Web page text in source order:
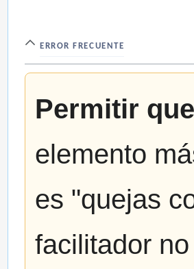
ERROR FRECUENTE
Permitir
elemento
es "quejas
facilitador